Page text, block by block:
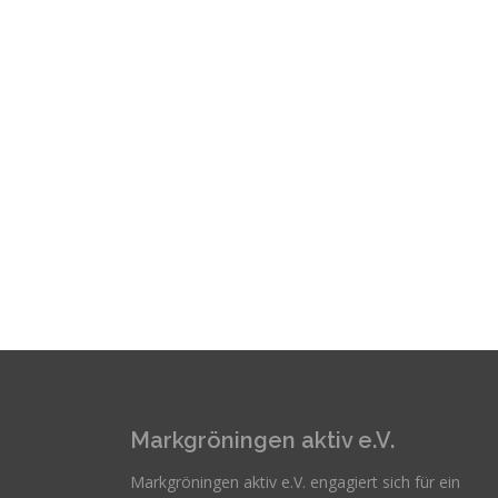
Markgröningen aktiv e.V.
Markgröningen aktiv e.V. engagiert sich für ein